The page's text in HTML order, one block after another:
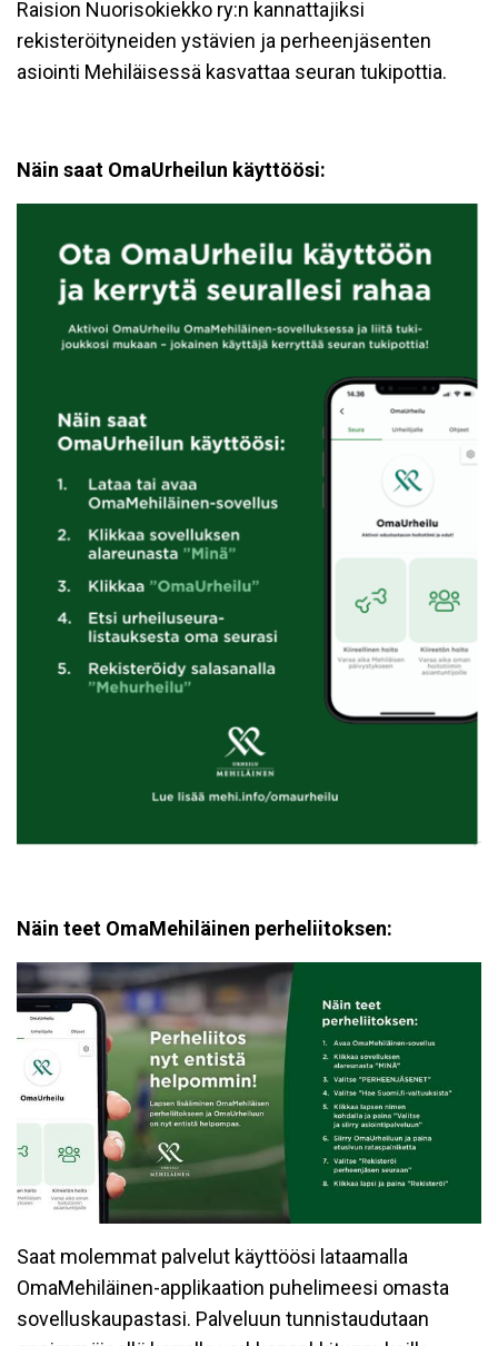
Raision Nuorisokiekko ry:n kannattajiksi
rekisteröityneiden ystävien ja perheenjäsenten
asiointi Mehiläisessä kasvattaa seuran tukipottia.
Näin saat OmaUrheilun käyttöösi:
Näin teet OmaMehiläinen perheliitoksen:
Saat molemmat palvelut käyttöösi lataamalla
OmaMehiläinen-applikaation puhelimeesi omasta
sovelluskaupastasi. Palveluun tunnistaudutaan